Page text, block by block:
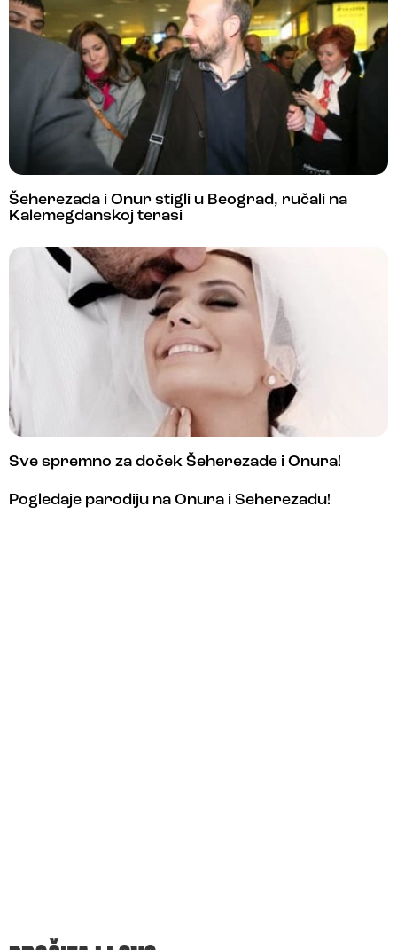
Šeherezada i Onur stigli u Beograd, ručali na
Kalemegdanskoj terasi
Sve spremno za doček Šeherezade i Onura!
Pogledaje parodiju na Onura i Šeherezadu!